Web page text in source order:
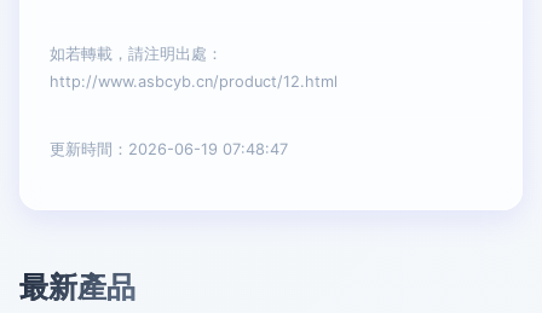
如若轉載，請注明出處：
http://www.asbcyb.cn/product/12.html
更新時間：2026-06-19 07:48:47
最新產品